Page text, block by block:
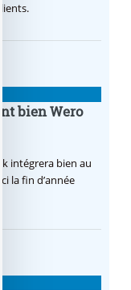
bien Wero
intégrera bien au
la fin d’année